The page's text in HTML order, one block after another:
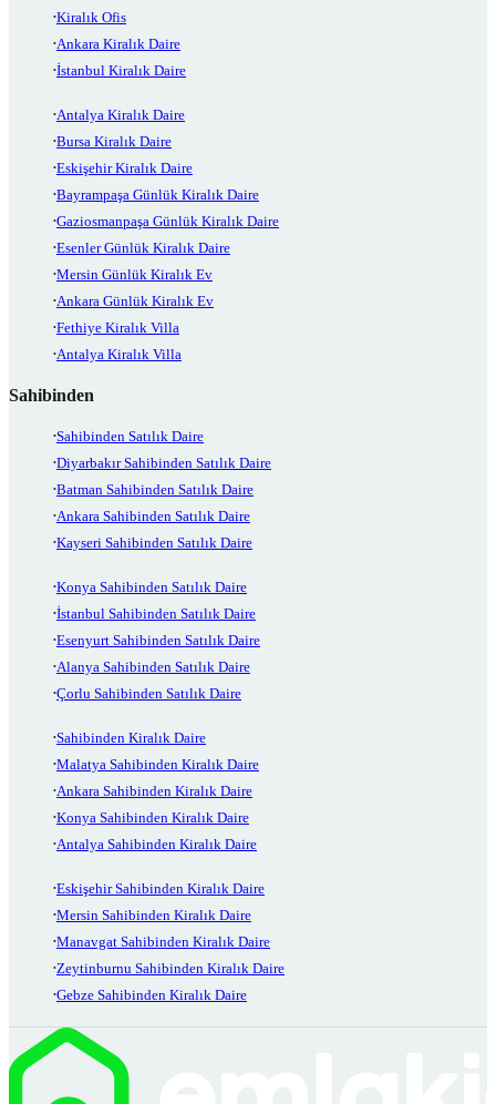
Kiralık Ofis
Ankara Kiralık Daire
İstanbul Kiralık Daire
Antalya Kiralık Daire
Bursa Kiralık Daire
Eskişehir Kiralık Daire
Bayrampaşa Günlük Kiralık Daire
Gaziosmanpaşa Günlük Kiralık Daire
Esenler Günlük Kiralık Daire
Mersin Günlük Kiralık Ev
Ankara Günlük Kiralık Ev
Fethiye Kiralık Villa
Antalya Kiralık Villa
Sahibinden
Sahibinden Satılık Daire
Diyarbakır Sahibinden Satılık Daire
Batman Sahibinden Satılık Daire
Ankara Sahibinden Satılık Daire
Kayseri Sahibinden Satılık Daire
Konya Sahibinden Satılık Daire
İstanbul Sahibinden Satılık Daire
Esenyurt Sahibinden Satılık Daire
Alanya Sahibinden Satılık Daire
Çorlu Sahibinden Satılık Daire
Sahibinden Kiralık Daire
Malatya Sahibinden Kiralık Daire
Ankara Sahibinden Kiralık Daire
Konya Sahibinden Kiralık Daire
Antalya Sahibinden Kiralık Daire
Eskişehir Sahibinden Kiralık Daire
Mersin Sahibinden Kiralık Daire
Manavgat Sahibinden Kiralık Daire
Zeytinburnu Sahibinden Kiralık Daire
Gebze Sahibinden Kiralık Daire